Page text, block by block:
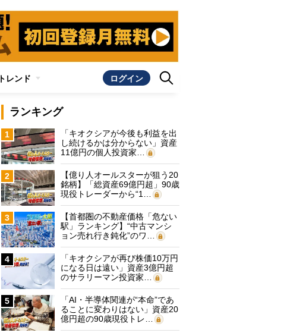
トレンド ログイン
ランキング
1
「キオクシアが今後も利益を出
し続けるかは分からない」資産
11億円の個人投資家…
2
【億り人オールスターが狙う20
銘柄】「総資産69億円超」90歳
現役トレーダーから“1…
3
【首都圏の不動産価格「危ない
駅」ランキング】“中古マンシ
ョン売れ行き鈍化”のワ…
4
「キオクシアが再び株価10万円
になる日は遠い」資産3億円超
のサラリーマン投資家…
5
「AI・半導体関連が“本命”であ
ることに変わりはない」資産20
億円超の90歳現役トレ…